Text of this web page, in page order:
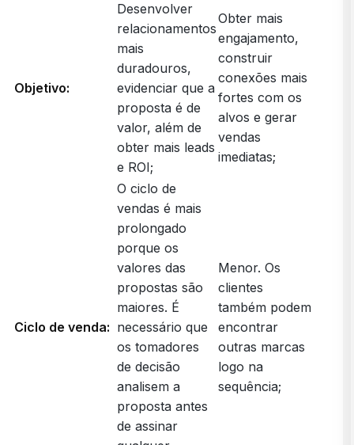
Objetivo:
Desenvolver
relacionamentos
mais
duradouros,
evidenciar que a
proposta é de
valor, além de
obter mais leads
e ROI;
Obter mais
engajamento,
construir
conexões mais
fortes com os
alvos e gerar
vendas
imediatas;
Ciclo de venda:
O ciclo de
vendas é mais
prolongado
porque os
valores das
propostas são
maiores. É
necessário que
os tomadores
de decisão
analisem a
proposta antes
de assinar
Menor. Os
clientes
também podem
encontrar
outras marcas
logo na
sequência;